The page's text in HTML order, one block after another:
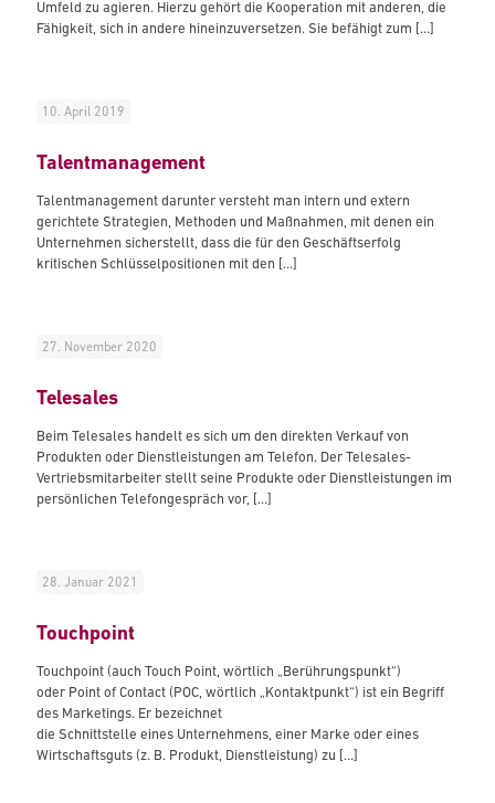
Umfeld zu agieren. Hierzu gehört die Kooperation mit anderen, die
Fähigkeit, sich in andere hineinzuversetzen. Sie befähigt zum […]
10. April 2019
Talentmanagement
Talentmanagement darunter versteht man intern und extern
gerichtete Strategien, Methoden und Maßnahmen, mit denen ein
Unternehmen sicherstellt, dass die für den Geschäftserfolg
kritischen Schlüsselpositionen mit den […]
27. November 2020
Telesales
Beim Telesales handelt es sich um den direkten Verkauf von
Produkten oder Dienstleistungen am Telefon. Der Telesales-
Vertriebsmitarbeiter stellt seine Produkte oder Dienstleistungen im
persönlichen Telefongespräch vor, […]
28. Januar 2021
Touchpoint
Touchpoint (auch Touch Point, wörtlich „Berührungspunkt“)
oder Point of Contact (POC, wörtlich „Kontaktpunkt“) ist ein Begriff
des Marketings. Er bezeichnet
die Schnittstelle eines Unternehmens, einer Marke oder eines
Wirtschaftsguts (z. B. Produkt, Dienstleistung) zu […]